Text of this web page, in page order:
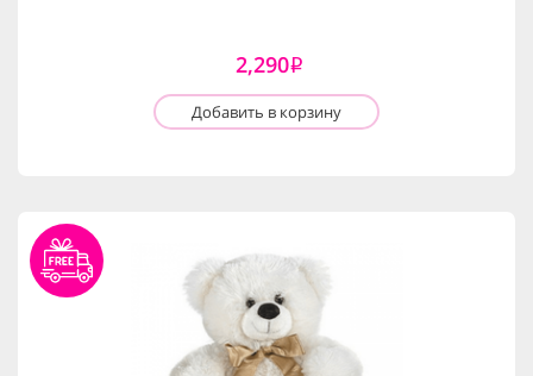
2,290i
Добавить в корзину